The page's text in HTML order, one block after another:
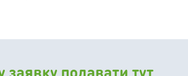
подавати тут